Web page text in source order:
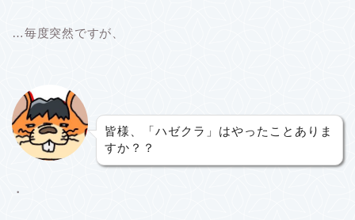
…毎度突然ですが、
皆様、「ハゼクラ」はやったことありま
すか？？
・